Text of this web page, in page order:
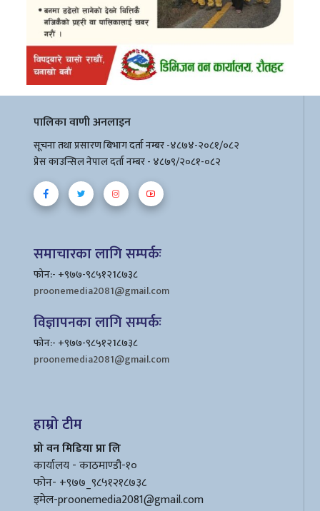
पालिका वाणी अनलाइन
सूचना तथा प्रसारण बिभाग दर्ता नम्बर -४८७४-२०८१/०८२
प्रेस काउन्सिल नेपाल दर्ता नम्बर - ४८७९/२०८१-०८२
समाचारका लागि सम्पर्कः
फोन:- +९७७-९८५१२1८७३८
proonemedia2081@gmail.com
विज्ञापनका लागि सम्पर्कः
फोन:- +९७७-९८५१२1८७३८
proonemedia2081@gmail.com
हाम्रो टीम
प्रो वन मिडिया प्रा लि
कार्यालय - काठमाण्डौ-१०
फोन- +९७७_९८५१२१८७३८
इमेल-proonemedia2081@gmail.com